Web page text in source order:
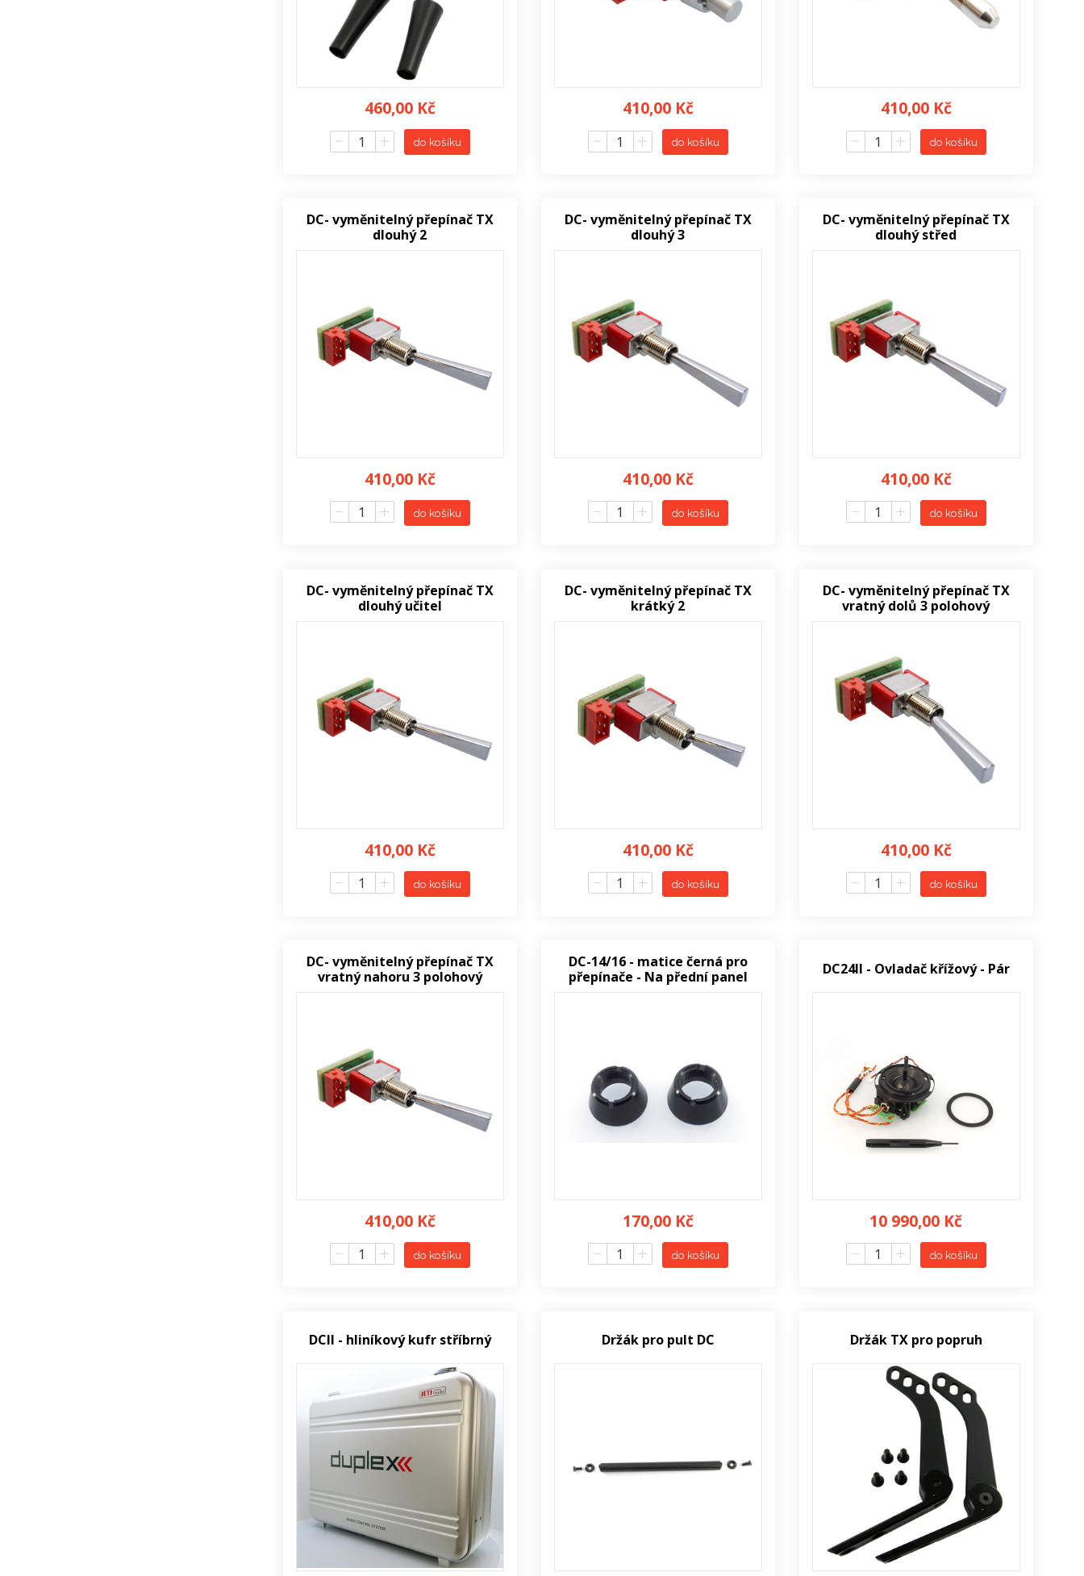
460,00 Kč
do košíku
410,00 Kč
do košíku
410,00 Kč
do košíku
DC- vyměnitelný přepínač TX
dlouhý 2
410,00 Kč
do košíku
DC- vyměnitelný přepínač TX
dlouhý 3
410,00 Kč
do košíku
DC- vyměnitelný přepínač TX
dlouhý střed
410,00 Kč
do košíku
DC- vyměnitelný přepínač TX
dlouhý učitel
410,00 Kč
do košíku
DC- vyměnitelný přepínač TX
krátký 2
410,00 Kč
do košíku
DC- vyměnitelný přepínač TX
vratný dolů 3 polohový
410,00 Kč
do košíku
DC- vyměnitelný přepínač TX
vratný nahoru 3 polohový
410,00 Kč
do košíku
DC-14/16 - matice černá pro
přepínače - Na přední panel
170,00 Kč
do košíku
DC24II - Ovladač křížový - Pár
10 990,00 Kč
do košíku
DCII - hliníkový kufr stříbrný Držák pro pult DC Držák TX pro popruh